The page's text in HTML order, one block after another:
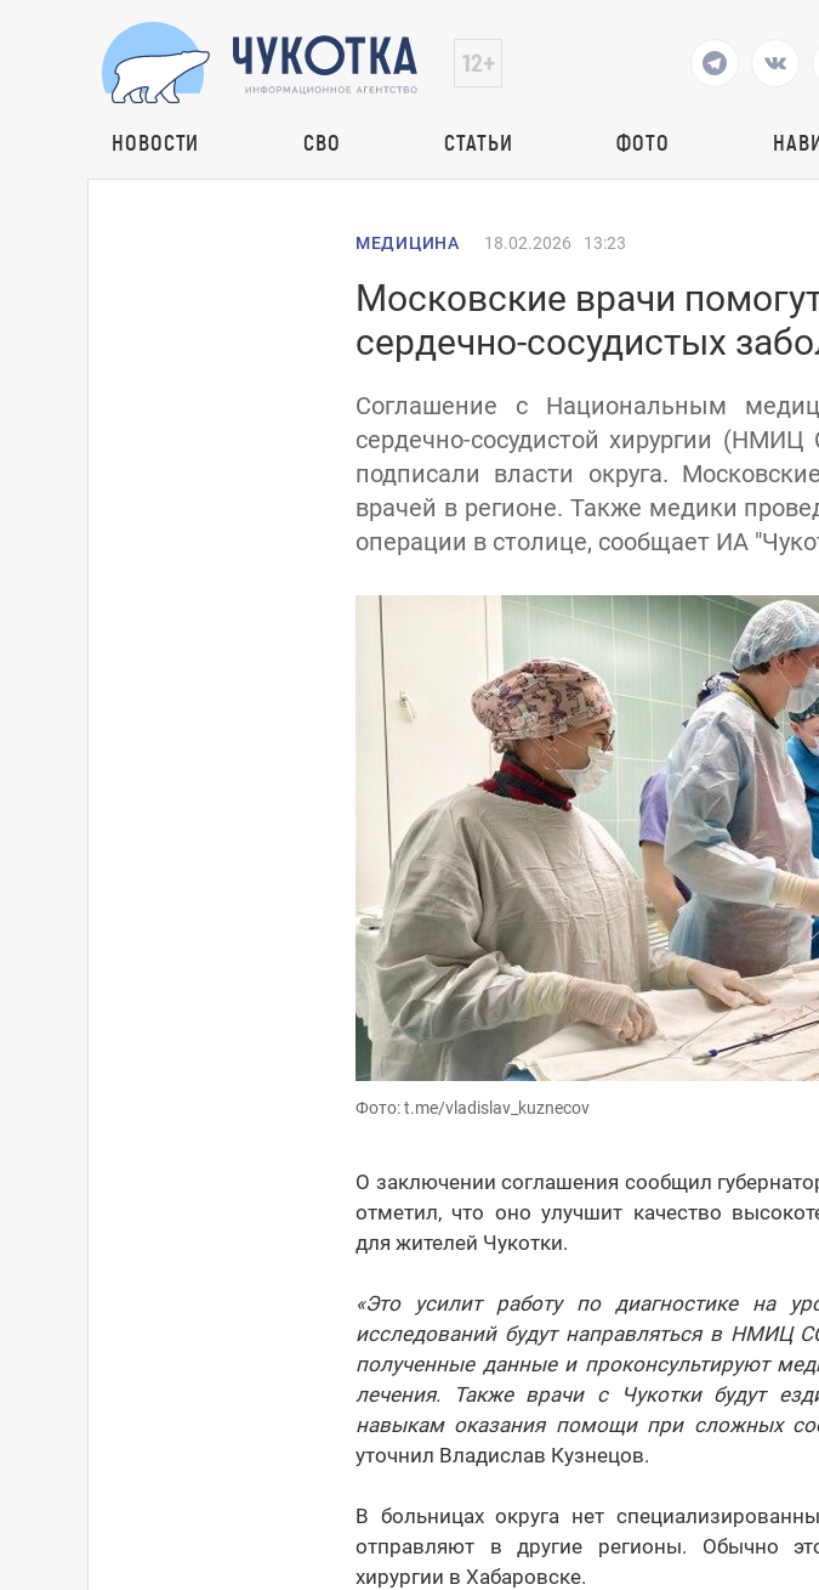
НОВОСТИ СВО СТАТЬИ ФОТО
МЕДИЦИНА 18.02.2026 13:23
Московские врачи
сердечно-сосудистых
Соглашение с Национальным
сердечно-сосудистой хирургии
подписали власти округа.
врачей в регионе. Также медики
операции в столице, сообщает ИА
Фото: t.me/vladislav_kuznecov
О заключении соглашения сообщил
отметил, что оно улучшит качество
для жителей Чукотки.
«Это усилит работу по диагностике на
исследований будут направляться в НМИЦ
полученные данные и проконсультируют
лечения. Также врачи с Чукотки будут
навыкам оказания помощи при сложных
уточнил Владислав Кузнецов.
В больницах округа нет
отправляют в другие регионы. Обычно
хирургии в Хабаровске.